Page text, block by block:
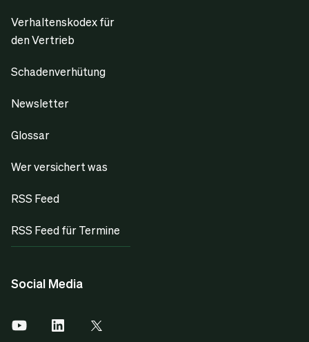
Verhaltenskodex für
den Vertrieb
Schadenverhütung
Newsletter
Glossar
Wer versichert was
RSS Feed
RSS Feed für Termine
Social Media